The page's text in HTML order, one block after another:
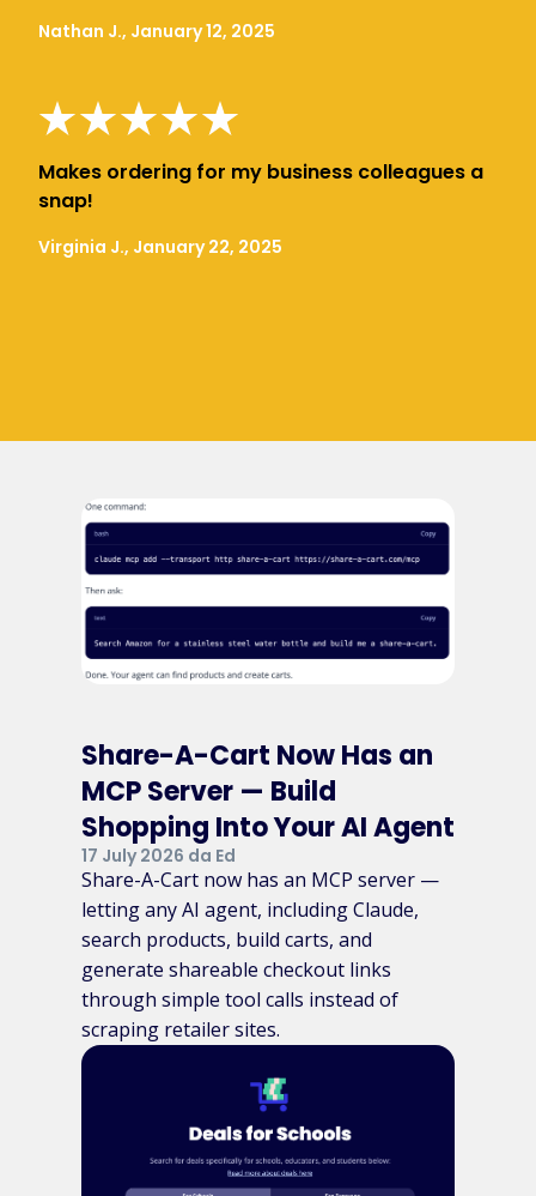
Nathan J., January 12, 2025
Makes ordering for my business colleagues a
snap!
Virginia J., January 22, 2025
Share-A-Cart Now Has an
MCP Server — Build
Shopping Into Your AI Agent
17 July 2026 da Ed
Share-A-Cart now has an MCP server —
letting any AI agent, including Claude,
search products, build carts, and
generate shareable checkout links
through simple tool calls instead of
scraping retailer sites.